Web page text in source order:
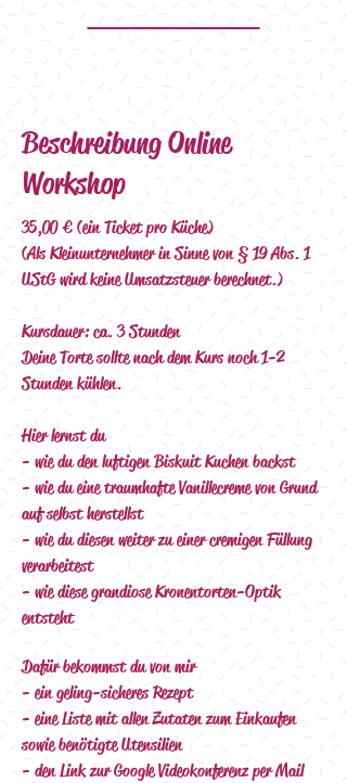
Beschreibung Online
Workshop
35,00 € (ein Ticket pro Küche)
(Als Kleinunternehmer in Sinne von § 19 Abs. 1
UStG wird keine Umsatzsteuer berechnet.)
Kursdauer: ca. 3  Stunden
Deine Torte sollte nach dem Kurs noch 1-2
Stunden kühlen.
Hier lernst du
- wie du den luftigen Biskuit Kuchen backst
- wie du eine traumhafte Vanillecreme von Grund
auf selbst herstellst
- wie du diesen weiter zu einer cremigen Füllung
verarbeitest
- wie diese grandiose Kronentorten-Optik
entsteht
Dafür bekommst du von mir
- ein geling-sicheres Rezept
- eine Liste mit allen Zutaten zum Einkaufen
sowie benötigte Utensilien
- den Link zur Google Videokonferenz per Mail